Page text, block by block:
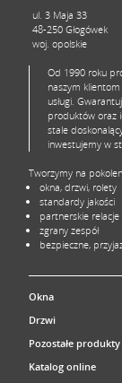
ul. 3 Maja 33
48-250 Głogówek
woj. opolskie
Od 1990 roku
naszym
usługi.
produktów oraz
stale
inwestujemy w
Tworzymy na
okna, drzwi, rolety
standardy jakości
partnerskie relacje
zgrany zespół
bezpieczne,
Okna
Drzwi
Pozostałe produkty
Katalog online